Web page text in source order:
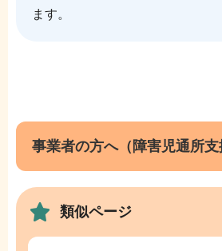
ます。
こ
ま
で
ブ
ビ
事業者の方へ（障害児通所支
類似ページ